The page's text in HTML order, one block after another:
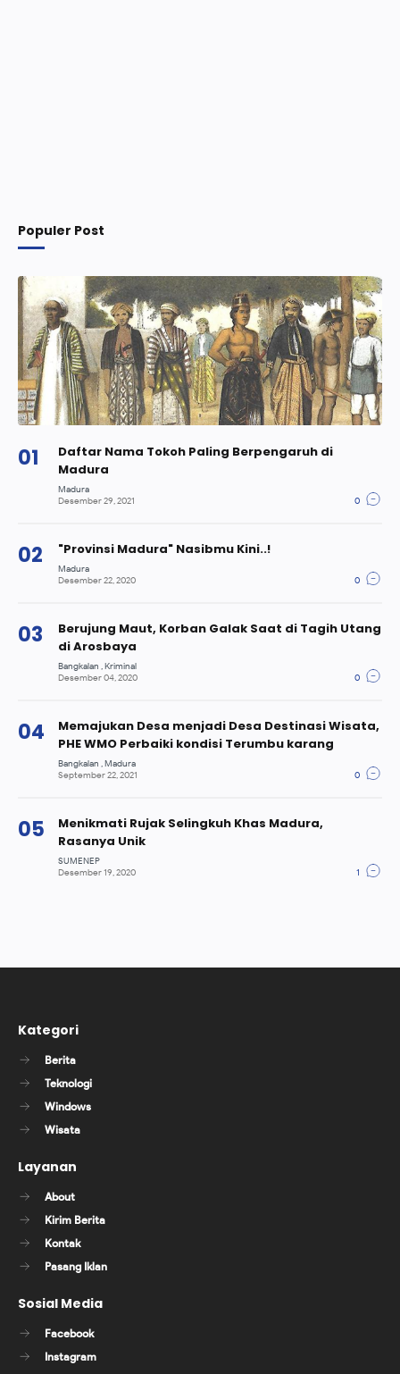
Populer Post
Daftar Nama Tokoh Paling Berpengaruh di
Madura
"Provinsi Madura" Nasibmu Kini..!
Berujung Maut, Korban Galak Saat di Tagih Utang
di Arosbaya
Memajukan Desa menjadi Desa Destinasi Wisata,
PHE WMO Perbaiki kondisi Terumbu karang
Menikmati Rujak Selingkuh Khas Madura,
Rasanya Unik
Kategori
Berita
Teknologi
Windows
Wisata
Layanan
About
Kirim Berita
Kontak
Pasang Iklan
Sosial Media
Facebook
Instagram